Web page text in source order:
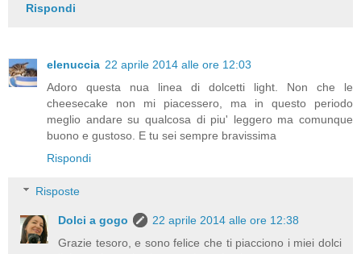
Rispondi
elenuccia 22 aprile 2014 alle ore 12:03
Adoro questa nua linea di dolcetti light. Non che le
cheesecake non mi piacessero, ma in questo periodo
meglio andare su qualcosa di piu' leggero ma comunque
buono e gustoso. E tu sei sempre bravissima
Rispondi
Risposte
Dolci a gogo
22 aprile 2014 alle ore 12:38
Grazie tesoro, e sono felice che ti piacciono i miei dolci